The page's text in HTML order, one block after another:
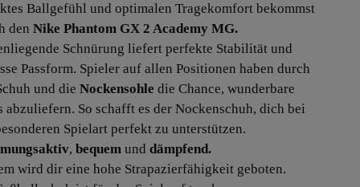
Ballgefühl und optimalen Tragekomfort bekommst
den Nike Phantom GX 2 Academy MG.
Schnürung liefert perfekte Stabilität und
Passform. Spieler auf allen Positionen haben durch
und die Nockensohle die Chance, wunderbare
abzuliefern. So schafft es der Nockenschuh, dich bei
Spielart perfekt zu unterstützen.
, bequem und dämpfend.
wird dir eine hohe Strapazierfähigkeit geboten.